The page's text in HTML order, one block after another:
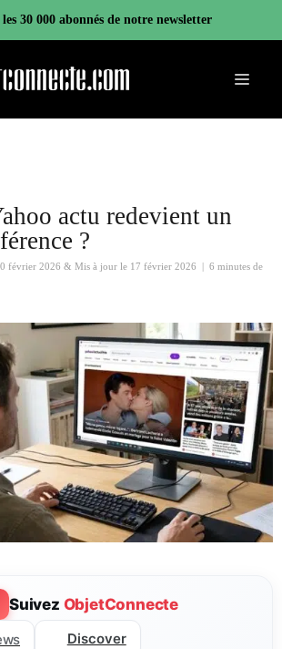
30 000 abonnés de notre newsletter
Menu
actu redevient un
?
février 2026 & Mis à jour le 17 février 2026
6 minutes de
Suivez ObjetConnecte
Discover